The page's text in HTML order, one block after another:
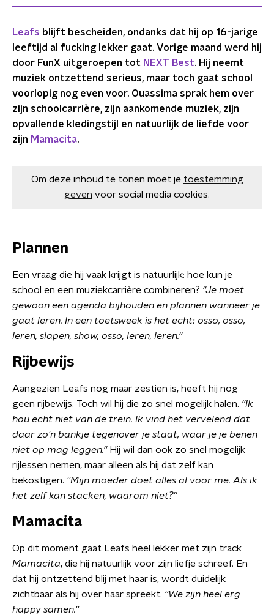
Leafs blijft bescheiden, ondanks dat hij op 16-jarige
leeftijd al fucking lekker gaat. Vorige maand werd hij
door FunX uitgeroepen tot NEXT Best. Hij neemt
muziek ontzettend serieus, maar toch gaat school
voorlopig nog even voor. Ouassima sprak hem over
zijn schoolcarrière, zijn aankomende muziek, zijn
opvallende kledingstijl en natuurlijk de liefde voor
zijn Mamacita.
Om deze inhoud te tonen moet je toestemming
geven voor social media cookies.
Plannen
Een vraag die hij vaak krijgt is natuurlijk: hoe kun je
school en een muziekcarrière combineren? ''Je moet
gewoon een agenda bijhouden en plannen wanneer je
gaat leren. In een toetsweek is het echt: osso, osso,
leren, slapen, show, osso, leren, leren.''
Rijbewijs
Aangezien Leafs nog maar zestien is, heeft hij nog
geen rijbewijs. Toch wil hij die zo snel mogelijk halen. ''Ik
hou echt niet van de trein. Ik vind het vervelend dat
daar zo'n bankje tegenover je staat, waar je je benen
niet op mag leggen.''Hij wil dan ook zo snel mogelijk
rijlessen nemen, maar alleen als hij dat zelf kan
bekostigen. ''Mijn moeder doet alles al voor me. Als ik
het zelf kan stacken, waarom niet?''
Mamacita
Op dit moment gaat Leafs heel lekker met zijn track
Mamacita, die hij natuurlijk voor zijn liefje schreef. En
dat hij ontzettend blij met haar is, wordt duidelijk
zichtbaar als hij over haar spreekt. ''We zijn heel erg
happy samen.''